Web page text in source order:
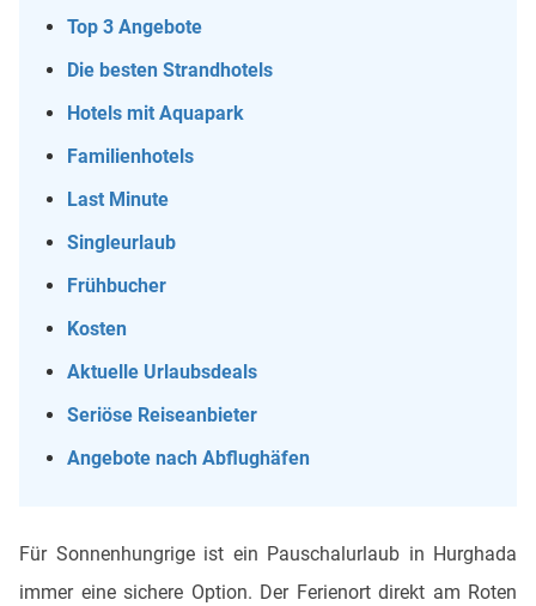
Top 3 Angebote
Die besten Strandhotels
Hotels mit Aquapark
Familienhotels
Last Minute
Singleurlaub
Frühbucher
Kosten
Aktuelle Urlaubsdeals
Seriöse Reiseanbieter
Angebote nach Abflughäfen
Für Sonnenhungrige ist ein Pauschalurlaub in Hurghada
immer eine sichere Option. Der Ferienort direkt am Roten